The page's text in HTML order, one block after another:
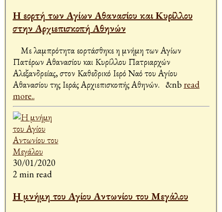
Η εορτή των Αγίων Αθανασίου και Κυρίλλου
στην Αρχιεπισκοπή Αθηνών
Με λαμπρότητα εορτάσθηκε η μνήμη των Αγίων
Πατέρων Αθανασίου και Κυρίλλου Πατριαρχών
Αλεξανδρείας, στον Καθεδρικό Ιερό Ναό του Αγίου
Αθανασίου της Ιεράς Αρχιεπισκοπής Αθηνών. &nbread
more..
30/01/2020
2 min read
Η μνήμη του Αγίου Αντωνίου του Μεγάλου